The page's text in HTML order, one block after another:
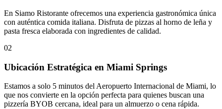
En Siamo Ristorante ofrecemos una experiencia gastronómica única
con auténtica comida italiana. Disfruta de pizzas al horno de leña y
pasta fresca elaborada con ingredientes de calidad.
02
Ubicación Estratégica en Miami Springs
Estamos a solo 5 minutos del Aeropuerto Internacional de Miami, lo
que nos convierte en la opción perfecta para quienes buscan una
pizzería BYOB cercana, ideal para un almuerzo o cena rápida.